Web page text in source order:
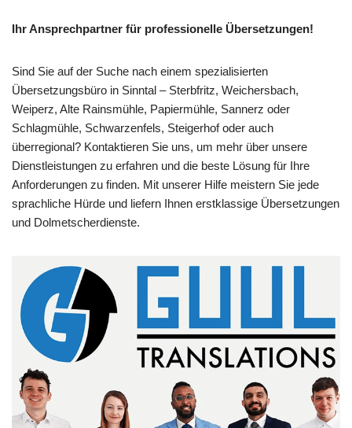
Ihr Ansprechpartner für professionelle Übersetzungen!
Sind Sie auf der Suche nach einem spezialisierten
Übersetzungsbüro in Sinntal – Sterbfritz, Weichersbach,
Weiperz, Alte Rainsmühle, Papiermühle, Sannerz oder
Schlagmühle, Schwarzenfels, Steigerhof oder auch
überregional? Kontaktieren Sie uns, um mehr über unsere
Dienstleistungen zu erfahren und die beste Lösung für Ihre
Anforderungen zu finden. Mit unserer Hilfe meistern Sie jede
sprachliche Hürde und liefern Ihnen erstklassige Übersetzungen
und Dolmetscherdienste.